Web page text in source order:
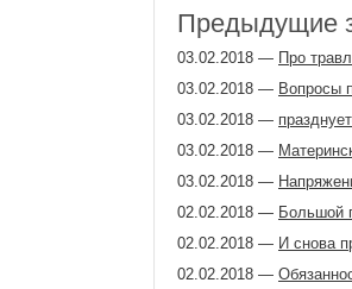
Предыдущие
03.02.2018 — Про
03.02.2018 — Вопросы
03.02.2018 —
03.02.2018 —
03.02.2018 —
02.02.2018 — Большой
02.02.2018 — И снова
02.02.2018 —